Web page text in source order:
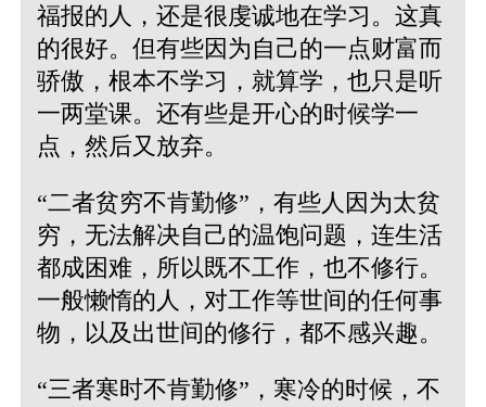
福报的人，还是很虔诚地在学习。这真
的很好。但有些因为自己的一点财富而
骄傲，根本不学习，就算学，也只是听
一两堂课。还有些是开心的时候学一
点，然后又放弃。
“二者贫穷不肯勤修”，有些人因为太贫
穷，无法解决自己的温饱问题，连生活
都成困难，所以既不工作，也不修行。
一般懒惰的人，对工作等世间的任何事
物，以及出世间的修行，都不感兴趣。
“三者寒时不肯勤修”，寒冷的时候，不